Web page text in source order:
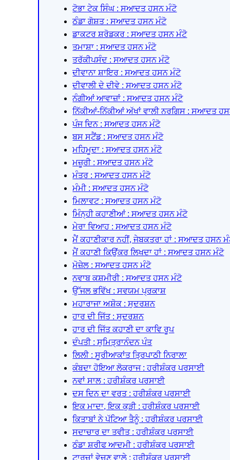
ਟੋਭਾ ਟੇਕ ਸਿੰਘ : ਸਆਦਤ ਹਸਨ ਮੰਟੋ
ਠੰਡਾ ਗੋਸ਼ਤ : ਸਆਦਤ ਹਸਨ ਮੰਟੋ
ਡਾਕਟਰ ਸ਼ਰੋਡਕਰ : ਸਆਦਤ ਹਸਨ ਮੰਟੋ
ਤਮਾਸ਼ਾ : ਸਆਦਤ ਹਸਨ ਮੰਟੋ
ਤਰੱਕੀਪਸੰਦ : ਸਆਦਤ ਹਸਨ ਮੰਟੋ
ਦੀਵਾਨਾ ਸ਼ਾਇਰ : ਸਆਦਤ ਹਸਨ ਮੰਟੋ
ਦੀਵਾਲੀ ਦੇ ਦੀਵੇ : ਸਆਦਤ ਹਸਨ ਮੰਟੋ
ਨੰਗੀਆਂ ਆਵਾਜ਼ਾਂ : ਸਆਦਤ ਹਸਨ ਮੰਟੋ
ਨਿੱਕੀਆਂ-ਨਿੱਕੀਆਂ ਅੱਖਾਂ ਵਾਲੀ ਨਰਗਿਸ : ਸਆਦਤ
ਪੰਜ ਦਿਨ : ਸਆਦਤ ਹਸਨ ਮੰਟੋ
ਬਸ ਸਟੈਂਡ : ਸਆਦਤ ਹਸਨ ਮੰਟੋ
ਮਹਿਮੂਦਾ : ਸਆਦਤ ਹਸਨ ਮੰਟੋ
ਮਜ਼ੂਰੀ : ਸਆਦਤ ਹਸਨ ਮੰਟੋ
ਮੰਤਰ : ਸਆਦਤ ਹਸਨ ਮੰਟੋ
ਮੰਮੀ : ਸਆਦਤ ਹਸਨ ਮੰਟੋ
ਮਿਲਾਵਟ : ਸਆਦਤ ਹਸਨ ਮੰਟੋ
ਮਿੰਨ੍ਹੀ ਕਹਾਣੀਆਂ : ਸਆਦਤ ਹਸਨ ਮੰਟੋ
ਮੇਰਾ ਵਿਆਹ : ਸਆਦਤ ਹਸਨ ਮੰਟੋ
ਮੈਂ ਕਹਾਣੀਕਾਰ ਨਹੀਂ, ਜੇਬਕਤਰਾ ਹਾਂ : ਸਆਦਤ ਹਸਨ
ਮੈਂ ਕਹਾਣੀ ਕਿਉਂਕਰ ਲਿਖਦਾ ਹਾਂ : ਸਆਦਤ ਹਸਨ ਮੰਟੋ
ਮੋਜ਼ੇਲ : ਸਆਦਤ ਹਸਨ ਮੰਟੋ
ਨਵਾਬ ਕਸ਼ਮੀਰੀ : ਸਆਦਤ ਹਸਨ ਮੰਟੋ
ਉੱਜਲ ਭਵਿੱਖ : ਸਵਯਮ ਪ੍ਰਕਾਸ਼
ਮਹਾਰਾਜਾ ਅਸ਼ੋਕ : ਸੁਦਰਸ਼ਨ
ਹਾਰ ਦੀ ਜਿੱਤ : ਸੁਦਰਸ਼ਨ
ਹਾਰ ਦੀ ਜਿੱਤ ਕਹਾਣੀ ਦਾ ਕਾਵਿ ਰੂਪ
ਦੰਪਤੀ : ਸੁਮਿਤ੍ਰਾਨੰਦਨ ਪੰਤ
ਲਿਲੀ : ਸੂਰੀਆਕਾਂਤ ਤ੍ਰਿਪਾਠੀ ਨਿਰਾਲਾ
ਕੰਬਦਾ ਹੋਇਆ ਲੋਕਰਾਜ : ਹਰੀਸ਼ੰਕਰ ਪਰਸਾਈ
ਨਵਾਂ ਸਾਲ : ਹਰੀਸ਼ੰਕਰ ਪਰਸਾਈ
ਦਸ ਦਿਨ ਦਾ ਵਰਤ : ਹਰੀਸ਼ੰਕਰ ਪਰਸਾਈ
ਇਕ ਮਾਦਾ, ਇਕ ਕੁੜੀ : ਹਰੀਸ਼ੰਕਰ ਪਰਸਾਈ
ਕਿਤਾਬਾਂ ਨੇ ਪੱਟਿਆ ਤੈਨੂੰ : ਹਰੀਸ਼ੰਕਰ ਪਰਸਾਈ
ਸਦਾਚਾਰ ਦਾ ਤਵੀਤ : ਹਰੀਸ਼ੰਕਰ ਪਰਸਾਈ
ਠੰਡਾ ਸ਼ਰੀਫ ਆਦਮੀ : ਹਰੀਸ਼ੰਕਰ ਪਰਸਾਈ
ਟਾਰਚਾਂ ਵੇਚਣ ਵਾਲੇ : ਹਰੀਸ਼ੰਕਰ ਪਰਸਾਈ